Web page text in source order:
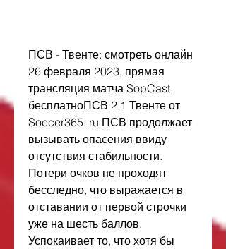
ПСВ - Твенте: смотреть онлайн
26 февраля 2023, прямая
трансляция матча SopCast
бесплатноПСВ 2 1 Твенте от
Soccer365. ru ПСВ продолжает
вызывать опасения ввиду
отсутствия стабильности.
Потери очков не проходят
бесследно, что выражается в
отставании от первой строчки
уже на шесть баллов.
Успокаивает то, что хотя бы